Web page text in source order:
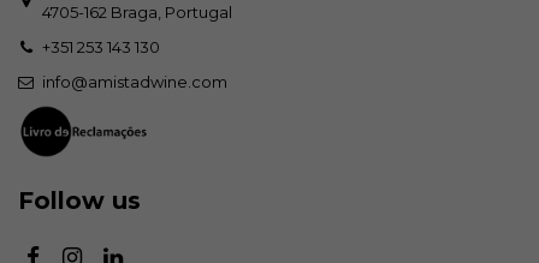
4705-162 Braga, Portugal
+351 253 143 130
info@amistadwine.com
Follow us